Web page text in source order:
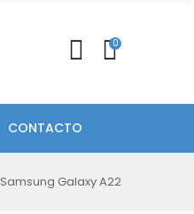
0
CONTACTO
Samsung Galaxy A22